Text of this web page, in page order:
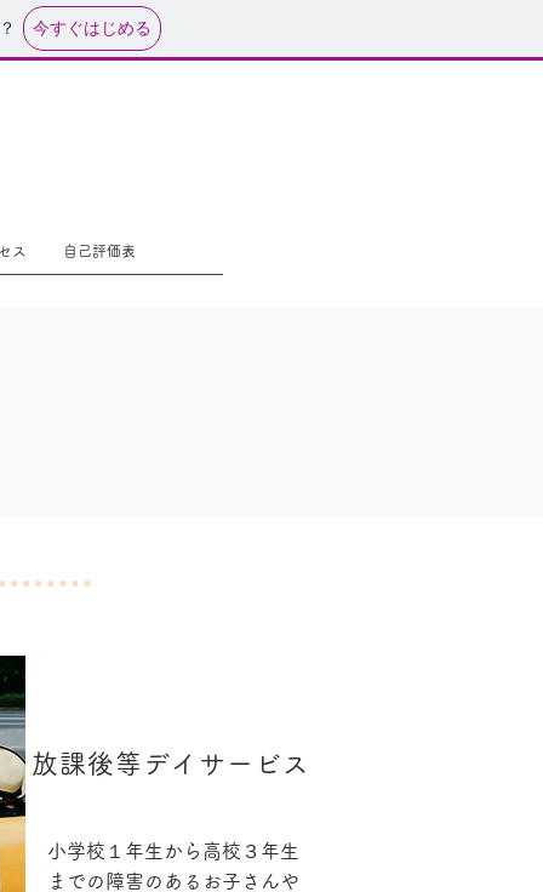
今すぐはじめる
ス 自己評価表
放課後等デイサービス
小学校１年生から高校３年生
までの障害のあるお子さんや